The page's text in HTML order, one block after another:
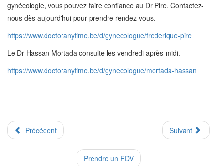
gynécologie, vous pouvez faire confiance au Dr Pire. Contactez-
nous dès aujourd'hui pour prendre rendez-vous.
https://www.doctoranytime.be/d/gynecologue/frederique-pire
Le Dr Hassan Mortada consulte les vendredi après-midi.
https://www.doctoranytime.be/d/gynecologue/mortada-hassan
Précédent Suivant
Prendre un RDV